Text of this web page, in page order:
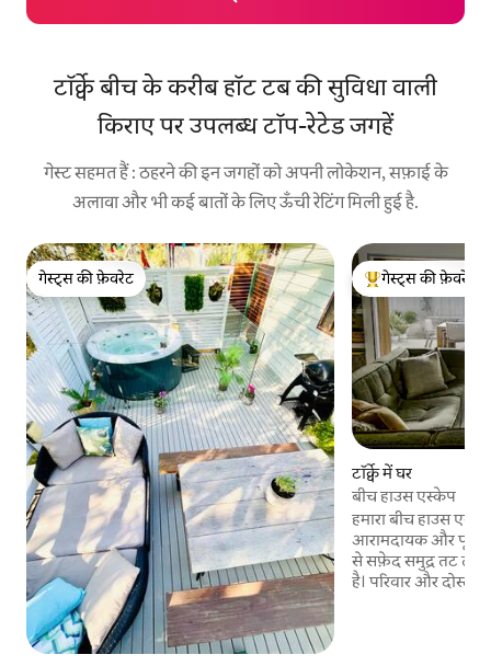
टॉर्क्वे बीच के करीब हॉट टब की सुविधा वाली
किराए पर उपलब्ध टॉप-रेटेड जगहें
गेस्ट सहमत हैं : ठहरने की इन जगहों को अपनी लोकेशन, सफ़ाई के
अलावा और भी कई बातों के लिए ऊँची रेटिंग मिली हुई है.
गेस्ट्स की फ़ेवरेट
गेस्ट्स की फ़ेवरेट
गेस्ट्स का टॉप फ़ेवरेट
गेस्ट्स की फ़ेवरेट
टॉर्क्वे में घर
बीच हाउस एस्केप
हमारा बीच हाउस
आरामदायक और पूरी
से सफ़ेद समुद्र तट तक
है। परिवार और